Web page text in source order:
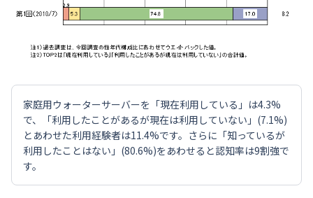
家庭用ウォーターサーバーを「現在利用している」は4.3%
で、「利用したことがあるが現在は利用していない」(7.1%)
とあわせた利用経験者は11.4%です。さらに「知っているが
利用したことはない」(80.6%)をあわせると認知率は9割強で
す。